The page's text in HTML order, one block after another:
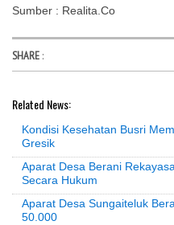
Sumber : Realita.Co
SHARE :
Related News:
Kondisi Kesehatan Busri
Gresik
Aparat Desa Berani
Secara Hukum
Aparat Desa Sungaiteluk
50.000